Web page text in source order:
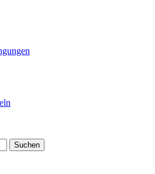
Suchen